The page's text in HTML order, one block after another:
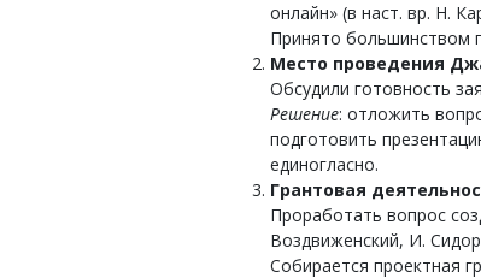
онлайн» (в наст. вр. Н.
Принято большинством
Место проведения
Обсудили готовность
Решение: отложить
подготовить
единогласно.
Грантовая
Проработать вопрос
Воздвиженский, И.
Собирается проектная